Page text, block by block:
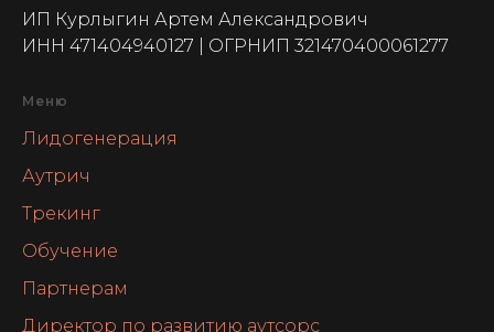
ИП Курлыгин Артем Александрович
ИНН 471404940127 | ОГРНИП 321470400061277
Меню
Лидогенерация
Аутрич
Трекинг
Обучение
Партнерам
Директор по развитию аутсорс